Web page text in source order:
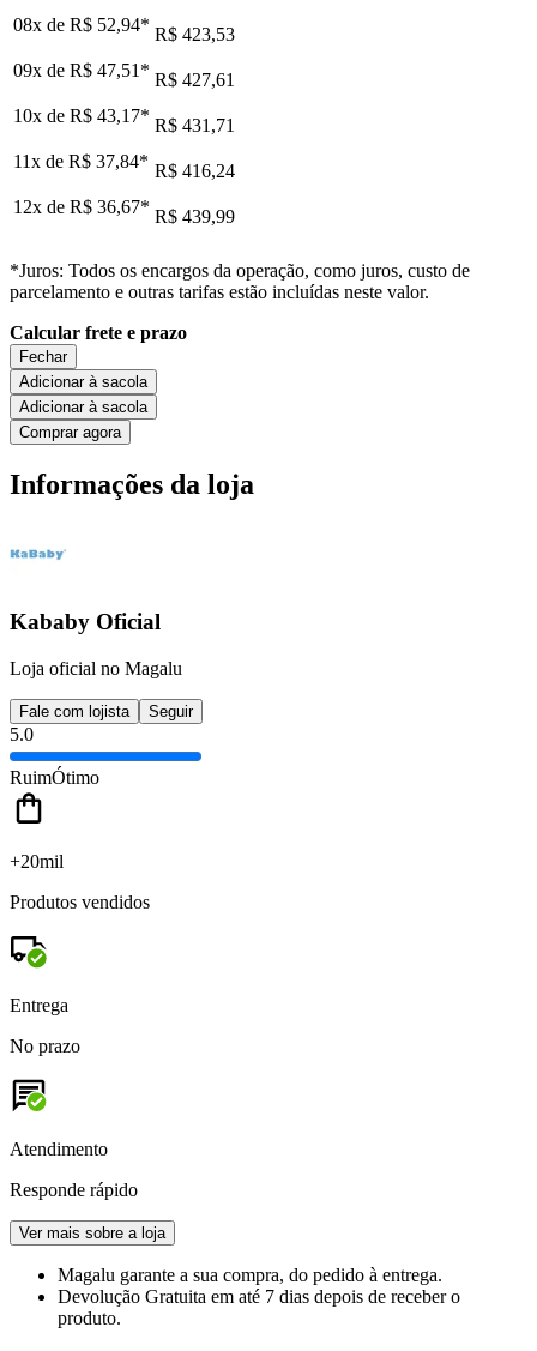
08x de R$ 52,94* R$ 423,53
09x de R$ 47,51 * R$ 427,61
10x de R$ 43,17* R$ 431,71
11x de R$ 37,84* R$ 416,24
12x de R$ 36,67* R$ 439,99
*Juros: Todos os encargos da operação, como juros, custo de
parcelamento e outras tarifas estão incluídas neste valor.
Calcular frete e prazo
Fechar
Adicionar à sacola
Adicionar à sacola
Comprar agora
Informações da loja
Kababy Oficial
Loja oficial no Magalu
Fale com lojista Seguir
5.0
RuimÓtimo
+20mil
Produtos vendidos
Entrega
No prazo
Atendimento
Responde rápido
Ver mais sobre a loja
Magalu garante a sua compra, do pedido à entrega.
Devolução Gratuita em até 7 dias depois de receber o
produto.